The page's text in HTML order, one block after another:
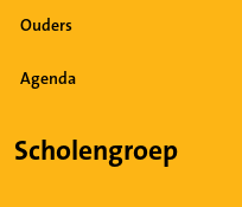
Ouders
Agenda
Scholengroep